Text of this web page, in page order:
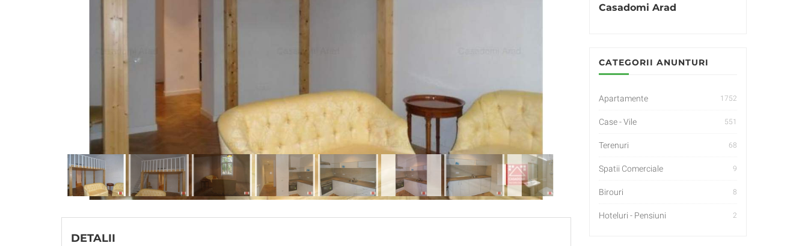
DETALII
Casadomi Arad
CATEGORII ANUNTURI
Apartamente 1752
Case - Vile 551
Terenuri 68
Spatii Comerciale 9
Birouri 8
Hoteluri - Pensiuni 2